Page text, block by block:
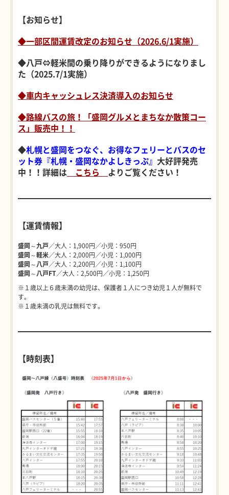
【お知らせ】
◆一部区間運賃改定のお知らせ（2026.6/1実施）
◆八戸⇔軽米間の乗り降りができるようになりまし
た（2025.7/1実施）
◆車内キャッシュレス決済導入のお知らせ
◆路線バスの旅！「盛岡グルメとまちなか散策コー
ス」販売中！！
◆札幌と盛岡をつなぐ、お得なフェリーとバスのセ
ット券 『札幌・盛岡なかよしきっぷ』 大好評発売
中！！詳細は こちら よりご覧ください！
【運賃情報】
盛岡～九戸／大人：1,900円／小児：950円
盛岡～軽米／大人：2,000円／小児：1,000円
盛岡～八戸／大人：2,200円／小児：1,100円
盛岡～八戸FT／大人：2,500円／小児：1,250円
※１歳以上６歳未満の幼児は、保護者１人につき幼児１人が無料で
す。
※１歳未満の乳児は無料です。
【時刻表】